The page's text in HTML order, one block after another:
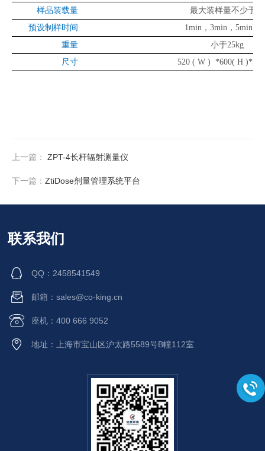
样品装载量
最大装样量不少于
预设制样时间
1min ， 3min ， 5min可
重量
小于25kg
尺寸
520 ( W ) *600( H
上一篇： ZPT-4长杆辐射测量仪
下一篇： ZtiDose剂量管理系统平台
联系我们
QQ：2458541549
邮箱：sales@co-king.cn
座机：400 666 9052
地址：上海市宝山区沪太路5589号B幢112室